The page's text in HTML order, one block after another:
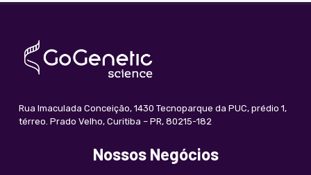
Rua Imaculada Conceição, 1430 Tecnoparque da PUC, prédio 1,
térreo. Prado Velho, Curitiba – PR, 80215-182
Nossos Negócios